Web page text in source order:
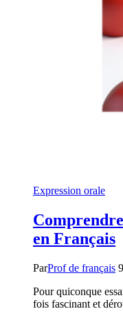
Expression orale
en Français
ParProf de français
Pour quiconque
fois fascinant et